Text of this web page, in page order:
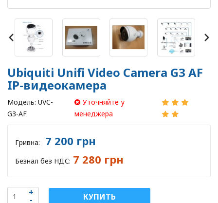
Ubiquiti Unifi Video Camera G3 AF
IP-видеокамера
Модель: UVC-
G3-AF
Уточняйте у
менеджера
Гривна: 7 200 грн
Безнал без НДС: 7 280 грн
КУПИТЬ